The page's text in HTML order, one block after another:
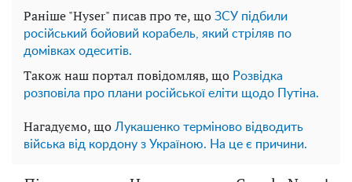
Раніше "Hyser" писав про те, що ЗСУ підбили
російський бойовий корабель, який стріляв по
домівках одеситів.
Також наш портал повідомляв, що Розвідка
розповіла про плани російської еліти щодо Путіна.
Нагадуємо, що Лукашенко терміново відводить
війська від кордону з Україною. На це є причини.